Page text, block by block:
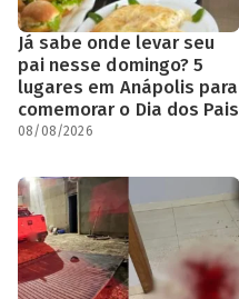
Já sabe onde levar seu
pai nesse domingo? 5
lugares em Anápolis para
comemorar o Dia dos Pais
08/08/2026